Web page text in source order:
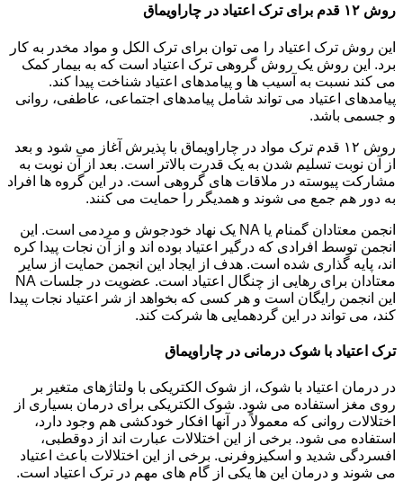
روش ۱۲ قدم برای ترک اعتیاد در چاراویماق
این روش ترک اعتیاد را می توان برای ترک الکل و مواد مخدر به کار
برد. این روش یک روش گروهی ترک اعتیاد است که به بیمار کمک
می کند نسبت به آسیب ها و پیامدهای اعتیاد شناخت پیدا کند.
پیامدهای اعتیاد می تواند شامل پیامدهای اجتماعی، عاطفی، روانی
و جسمی باشد.
روش ۱۲ قدم ترک مواد در چاراویماق با پذیرش آغاز می شود و بعد
از آن نوبت تسلیم شدن به یک قدرت بالاتر است. بعد از آن نوبت به
مشارکت پیوسته در ملاقات های گروهی است. در این گروه ها افراد
به دور هم جمع می شوند و همدیگر را حمایت می کنند.
انجمن معتادان گمنام یا NA یک نهاد خودجوش و مردمی است. این
انجمن توسط افرادی که درگیر اعتیاد بوده اند و از آن نجات پیدا کره
اند، پایه گذاری شده است. هدف از ایجاد این انجمن حمایت از سایر
معتادان برای رهایی از چنگال اعتیاد است. عضویت در جلسات NA
این انجمن رایگان است و هر کسی که بخواهد از شر اعتیاد نجات پیدا
کند، می تواند در این گردهمایی ها شرکت کند.
ترک اعتیاد با شوک درمانی در چاراویماق
در درمان اعتیاد با شوک، از شوک الکتریکی با ولتاژهای متغیر بر
روی مغز استفاده می شود. شوک الکتریکی برای درمان بسیاری از
اختلالات روانی که معمولاً در آنها افکار خودکشی هم وجود دارد،
استفاده می شود. برخی از این اختلالات عبارت اند از دوقطبی،
افسردگی شدید و اسکیزوفرنی. برخی از این اختلالات باعث اعتیاد
می شوند و درمان این ها یکی از گام های مهم در ترک اعتیاد است.